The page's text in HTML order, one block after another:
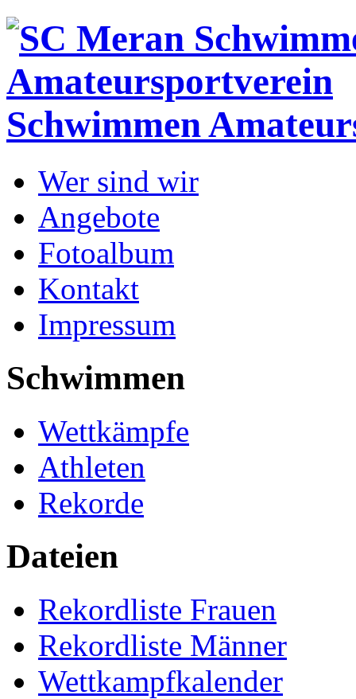
Schwimmen
Wer sind wir
Angebote
Fotoalbum
Kontakt
Impressum
Schwimmen
Wettkämpfe
Athleten
Rekorde
Dateien
Rekordliste Frauen
Rekordliste Männer
Wettkampfkalender